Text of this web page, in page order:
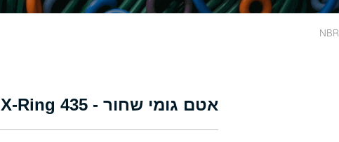
אטם גומי שחור - 435 NBR 70 Black X-Ring